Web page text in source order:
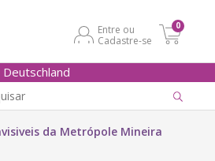
Entre ou
Cadastre-se
0
Deutschland
da Metrópole Mineira